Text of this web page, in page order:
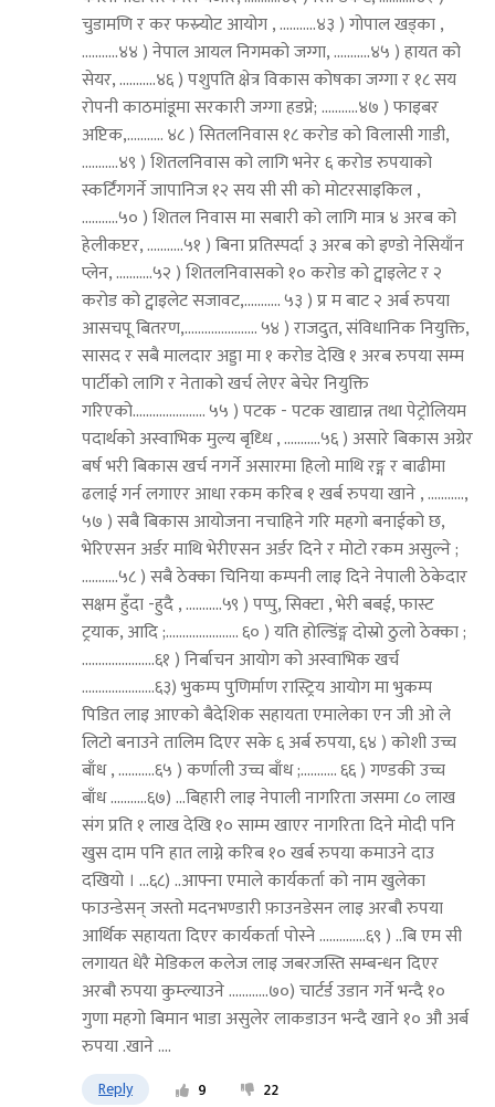
चुडामणि र कर फस्र्योट आयोग , ...........४३ ) गोपाल खड्का ,
...........४४ ) नेपाल आयल निगमको जग्गा, ...........४५ ) हायत को
सेयर, ...........४६ ) पशुपति क्षेत्र विकास कोषका जग्गा र १८ सय
रोपनी काठमांडूमा सरकारी जग्गा हडप्ने; ...........४७ ) फाइबर
अप्टिक,........... ४८ ) सितलनिवास १८ करोड को विलासी गाडी,
...........४९ ) शितलनिवास को लागि भनेर ६ करोड रुपयाको
स्कर्टिंगगर्ने जापानिज १२ सय सी सी को मोटरसाइकिल ,
...........५० ) शितल निवास मा सबारी को लागि मात्र ४ अरब को
हेलीकप्टर, ...........५१ ) बिना प्रतिस्पर्दा ३ अरब को इण्डो नेसियाँन
प्लेन, ...........५२ ) शितलनिवासको १० करोड को ट्वाइलेट र २
करोड को ट्वाइलेट सजावट,........... ५३ ) प्र म बाट २ अर्ब रुपया
आसचपू बितरण,...................... ५४ ) राजदुत, संविधानिक नियुक्ति,
सासद र सबै मालदार अड्डा मा १ करोड देखि १ अरब रुपया सम्म
पार्टीको लागि र नेताको खर्च लेएर बेचेर नियुक्ति
गरिएको...................... ५५ ) पटक - पटक खाद्यान्न तथा पेट्रोलियम
पदार्थको अस्वाभिक मुल्य बृध्धि , ...........५६ ) असारे बिकास अग्रेर
बर्ष भरी बिकास खर्च नगर्ने असारमा हिलो माथि रङ्ग र बाढीमा
ढलाई गर्न लगाएर आधा रकम करिब १ खर्ब रुपया खाने , ...........,
५७ ) सबै बिकास आयोजना नचाहिने गरि महगो बनाईको छ,
भेरिएसन अर्डर माथि भेरीएसन अर्डर दिने र मोटो रकम असुल्ने ;
...........५८ ) सबै ठेक्का चिनिया कम्पनी लाइ दिने नेपाली ठेकेदार
सक्षम हुँदा -हुदै , ...........५९ ) पप्पु, सिक्टा , भेरी बबई, फास्ट
ट्रयाक, आदि ;...................... ६० ) यति होल्डिंङ्ग दोस्रो ठुलो ठेक्का ;
......................६१ ) निर्बाचन आयोग को अस्वाभिक खर्च
......................६३) भुकम्प पुणिर्माण रास्ट्रिय आयोग मा भुकम्प
पिडित लाइ आएको बैदेशिक सहायता एमालेका एन जी ओ ले
लिटो बनाउने तालिम दिएर सके ६ अर्ब रुपया, ६४ ) कोशी उच्च
बाँध , ...........६५ ) कर्णाली उच्च बाँध ;........... ६६ ) गण्डकी उच्च
बाँध ...........६७) ...बिहारी लाइ नेपाली नागरिता जसमा ८० लाख
संग प्रति १ लाख देखि १० साम्म खाएर नागरिता दिने मोदी पनि
खुस दाम पनि हात लाग्ने करिब १० खर्ब रुपया कमाउने दाउ
दखियो । ...६८) ..आफ्ना एमाले कार्यकर्ता को नाम खुलेका
फाउन्डेसन् जस्तो मदनभण्डारी फ़ाउनडेसन लाइ अरबौ रुपया
आर्थिक सहायता दिएर कार्यकर्ता पोस्ने ..............६९ ) ..बि एम सी
लगायत धेरै मेडिकल कलेज लाइ जबरजस्ति सम्बन्धन दिएर
अरबौ रुपया कुम्ल्याउने ............७०) चार्टर्ड उडान गर्ने भन्दै १०
गुणा महगो बिमान भाडा असुलेर लाकडाउन भन्दै खाने १० औ अर्ब
रुपया .खाने ....
Reply 9 22